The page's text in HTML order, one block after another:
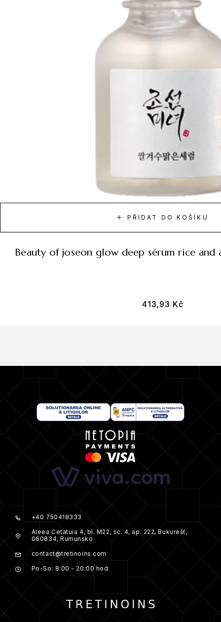
PŘIDAT DO KOŠÍKU
beauty of joseon glow deep sérum rice
413,93 Kč
+40 750418333
Aleea Cetatuia 4, bl. M22, sc. 4, ap. 222, Bukurešť,
060834, Rumunsko
contact@tretinoins.com
Po-So: 8:00 - 20:00 hod.